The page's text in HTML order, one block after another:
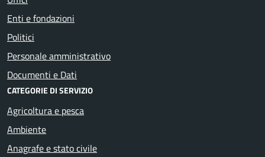
Enti e fondazioni
Politici
Personale amministrativo
Documenti e Dati
CATEGORIE DI SERVIZIO
Agricoltura e pesca
Ambiente
Anagrafe e stato civile